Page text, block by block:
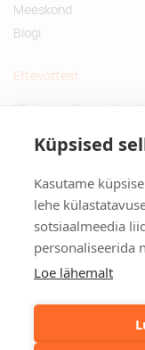
Küpsised
Kasutame
lehe
sotsiaalmeedia
personaliseerida
Loe lähemalt
Meeskond
Blogi
Ettevõttest
Küsimused ja vastused
Privaatsuspoliitika
Kontakt
Tulika põik 3, Tallinn
info@kinkston.ee
+372 6989 100
Sotsiaalmeedia